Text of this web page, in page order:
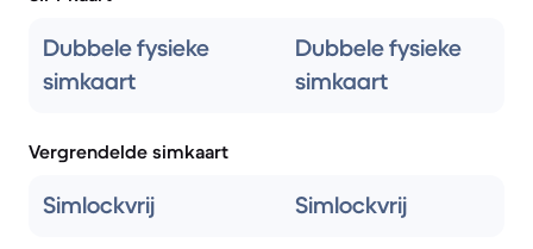
Dubbele fysieke
simkaart
Dubbele fysieke
simkaart
Vergrendelde simkaart
Simlockvrij Simlockvrij